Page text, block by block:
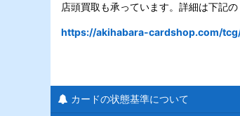
店頭買取も承っています。詳細は下記
https://akihabara-cardshop.com/
カードの状態基準について